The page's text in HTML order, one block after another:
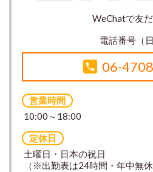
WeChatで友
電話番号（日
06-
営業時間
10:00～18:00
定休日
土曜日・日本の祝日
（※出勤表は24時間・年中無休